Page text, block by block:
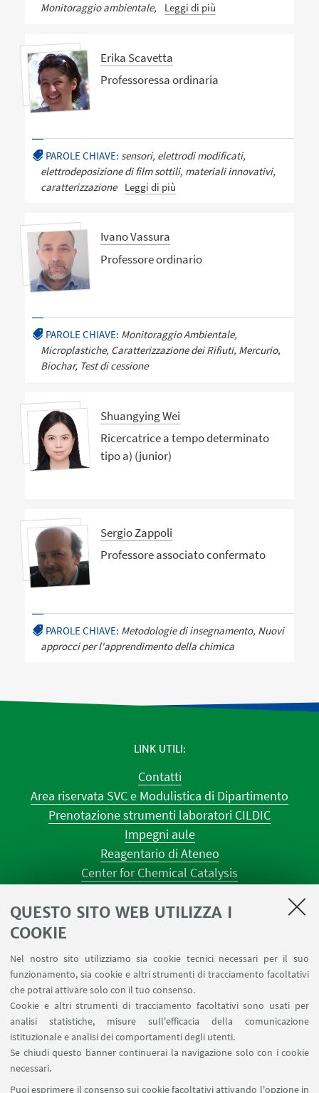
QUESTO SITO WEB UTILIZZA I
COOKIE
Nel nostro sito utilizziamo sia cookie tecnici necessari per il suo
funzionamento, sia cookie e altri strumenti di tracciamento facoltativi
che potrai attivare solo con il tuo consenso.
Cookie e altri strumenti di tracciamento facoltativi sono usati per
analisi statistiche, misure sull'efficacia della comunicazione
istituzionale e analisi dei comportamenti degli utenti.
Se chiudi questo banner continuerai la navigazione solo con i cookie
necessari.
Puoi esprimere il consenso sui cookie facoltativi attivando l'opzione in
Monitoraggio ambientale,
Leggi di più
Erika Scavetta
Professoressa ordinaria
PAROLE CHIAVE: sensori, elettrodi modificati,
elettrodeposizione di film sottili, materiali innovativi,
caratterizzazione
Leggi di più
Ivano Vassura
Professore ordinario
PAROLE CHIAVE: Monitoraggio Ambientale,
Microplastiche, Caratterizzazione dei Rifiuti, Mercurio,
Biochar, Test di cessione
Shuangying Wei
Ricercatrice a tempo determinato
tipo a) (junior)
Sergio Zappoli
Professore associato confermato
PAROLE CHIAVE: Metodologie di insegnamento, Nuovi
approcci per l'apprendimento della chimica
LINK UTILI
Contatti
Area riservata SVC e Modulistica di Dipartimento
Prenotazione strumenti laboratori CILDIC
Impegni aule
Reagentario di Ateneo
Center for Chemical Catalysis
AULE U.E. 4 NAVILE
Prenotazione NMR Navile
Prenotazione strumenti del Dipartimento CHIMIND
SEGUI IL DIPARTIMENTO SU:
SEGUI UNIBO SU: